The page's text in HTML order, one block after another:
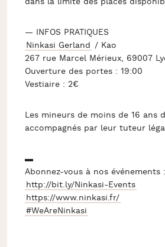
— INFOS PRATIQUES
Ninkasi Gerland / Kao
267 rue Marcel Mérieux, 69007
Ouverture des portes : 19:00
Vestiaire : 2€
Les mineurs de moins de 16 ans
accompagnés par leur tuteur
▬
Abonnez-vous à nos événements :
http://bit.ly/Ninkasi-Events
https://www.ninkasi.fr/
#WeAreNinkasi